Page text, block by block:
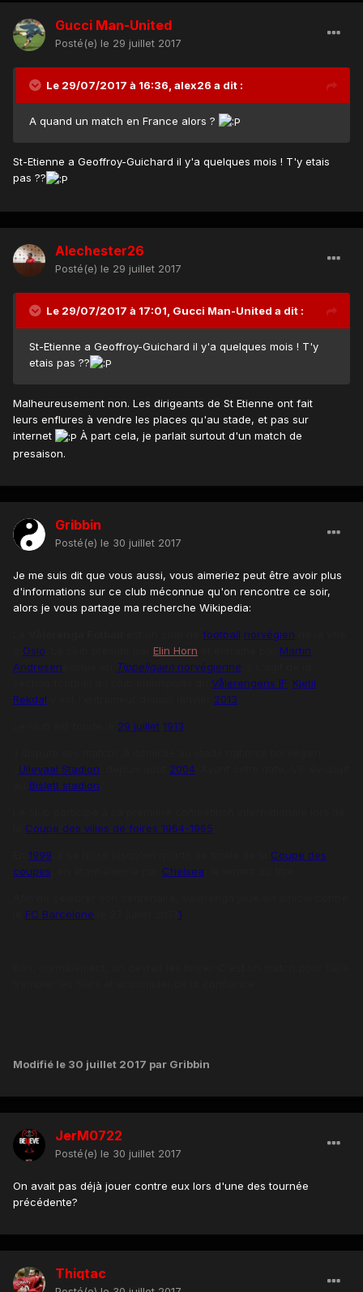
Gucci Man-United
Posté(e) le 29 juillet 2017
Le 29/07/2017 à 16:36, alex26 a dit :
A quand un match en France alors ?
St-Etienne a Geoffroy-Guichard il y'a quelques mois ! T'y etais
pas ??
Alechester26
Posté(e) le 29 juillet 2017
Le 29/07/2017 à 17:01, Gucci Man-United a dit :
St-Etienne a Geoffroy-Guichard il y'a quelques mois ! T'y
etais pas ??
Malheureusement non. Les dirigeants de St Etienne ont fait
leurs enflures à vendre les places qu'au stade, et pas sur
internet
À part cela, je parlait surtout d'un match de
presaison.
Gribbin
Posté(e) le 30 juillet 2017
Je me suis dit que vous aussi, vous aimeriez peut être avoir plus
d'informations sur ce club méconnue qu'on rencontre ce soir,
alors je vous partage ma recherche Wikipedia:
football norvégien
Oslo Elin Horn
Martin
Andresen
Tippeligaen norvégienne
Vålerengens IF Kjetil
Rekdal
2013
29 juillet 1913
Ullevaal Stadion 2004
Bislett stadion
Coupe des villes de foires 1964-1965
1999
Coupe des
coupes
Chelsea
FC Barcelone 1
Modifié le 30 juillet 2017 par Gribbin
JerM0722
Posté(e) le 30 juillet 2017
On avait pas déjà jouer contre eux lors d'une des tournée
précédente?
Thiqtac